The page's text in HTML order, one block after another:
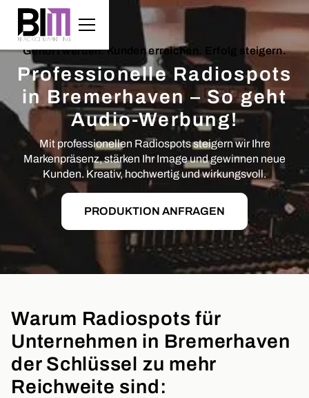
Gehört werden. Kunden erreichen. Erfolg steigern.
Professionelle Radiospots
in Bremerhaven – So geht
Audio-Werbung!
Mit professionellen Radiospots steigern wir Ihre
Markenpräsenz, stärken Ihr Image und gewinnen neue
Kunden. Kreativ, hochwertig und wirkungsvoll.
PRODUKTION ANFRAGEN
Warum Radiospots für
Unternehmen in Bremerhaven
der Schlüssel zu mehr
Reichweite sind: